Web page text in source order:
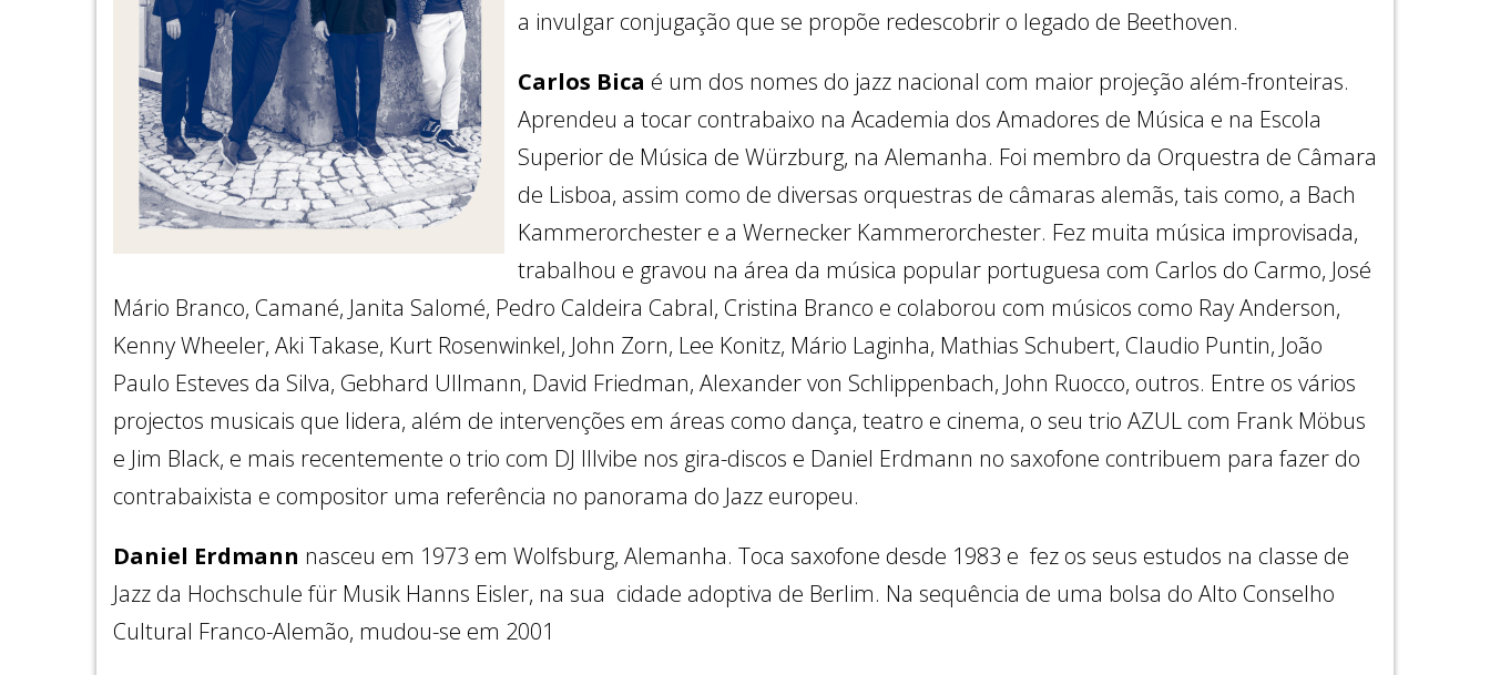
a invulgar conjugação que se propõe redescobrir o legado de Beethoven.
Carlos Bica é um dos nomes do jazz nacional com maior projeção além-fronteiras.
Aprendeu a tocar contrabaixo na Academia dos Amadores de Música e na Escola
Superior de Música de Würzburg, na Alemanha. Foi membro da Orquestra de Câmara
de Lisboa, assim como de diversas orquestras de câmaras alemãs, tais como, a Bach
Kammerorchester e a Wernecker Kammerorchester. Fez muita música improvisada,
trabalhou e gravou na área da música popular portuguesa com Carlos do Carmo, José
Mário Branco, Camané, Janita Salomé, Pedro Caldeira Cabral, Cristina Branco e colaborou com músicos como Ray Anderson,
Kenny Wheeler, Aki Takase, Kurt Rosenwinkel, John Zorn, Lee Konitz, Mário Laginha, Mathias Schubert, Claudio Puntin, João
Paulo Esteves da Silva, Gebhard Ullmann, David Friedman, Alexander von Schlippenbach, John Ruocco, outros. Entre os vários
projectos musicais que lidera, além de intervenções em áreas como dança, teatro e cinema, o seu trio AZUL com Frank Möbus
e Jim Black, e mais recentemente o trio com DJ Illvibe nos gira-discos e Daniel Erdmann no saxofone contribuem para fazer do
contrabaixista e compositor uma referência no panorama do Jazz europeu.
Daniel Erdmann nasceu em 1973 em Wolfsburg, Alemanha. Toca saxofone desde 1983 e fez os seus estudos na classe de
Jazz da Hochschule für Musik Hanns Eisler, na sua cidade adoptiva de Berlim. Na sequência de uma bolsa do Alto Conselho
Cultural Franco-Alemão, mudou-se em 2001